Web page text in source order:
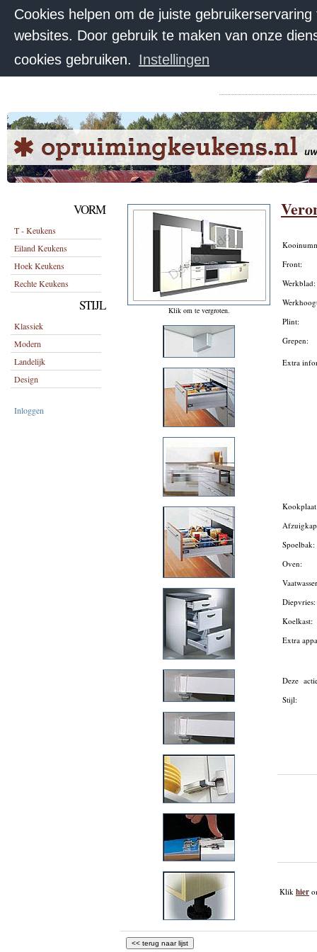
Cookies helpen om de juiste
websites. Door gebruik te maken van onze
cookies gebruiken. Instellingen
VORM
T - Keukens
Eiland Keukens
Hoek Keukens
Rechte Keukens
STIJL
Klassiek
Modern
Landelijk
Design
Inloggen
Klik om te vergroten.
Front:
Plint:
Grepen:
Extra
Spoelbak:
Oven:
Koelkast:
Extra
Deze
Stijl:
Klik hier